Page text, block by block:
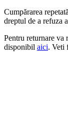
Cumpărarea
dreptul de a refuza
Pentru returnare va
disponibil aici. Veti